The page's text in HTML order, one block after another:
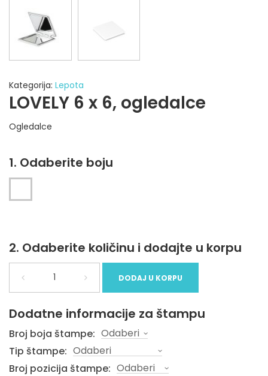
Kategorija: Lepota
LOVELY 6 x 6, ogledalce
Ogledalce
1. Odaberite boju
2. Odaberite količinu i dodajte u korpu
DODAJ U KORPU
Dodatne informacije za štampu
Broj boja štampe:
Tip štampe:
Broj pozicija štampe: